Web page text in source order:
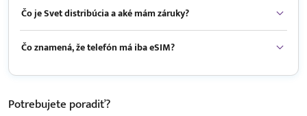
Čo je Svet distribúcia a aké mám záruky?
Čo znamená, že telefón má iba eSIM?
Potrebujete poradiť?